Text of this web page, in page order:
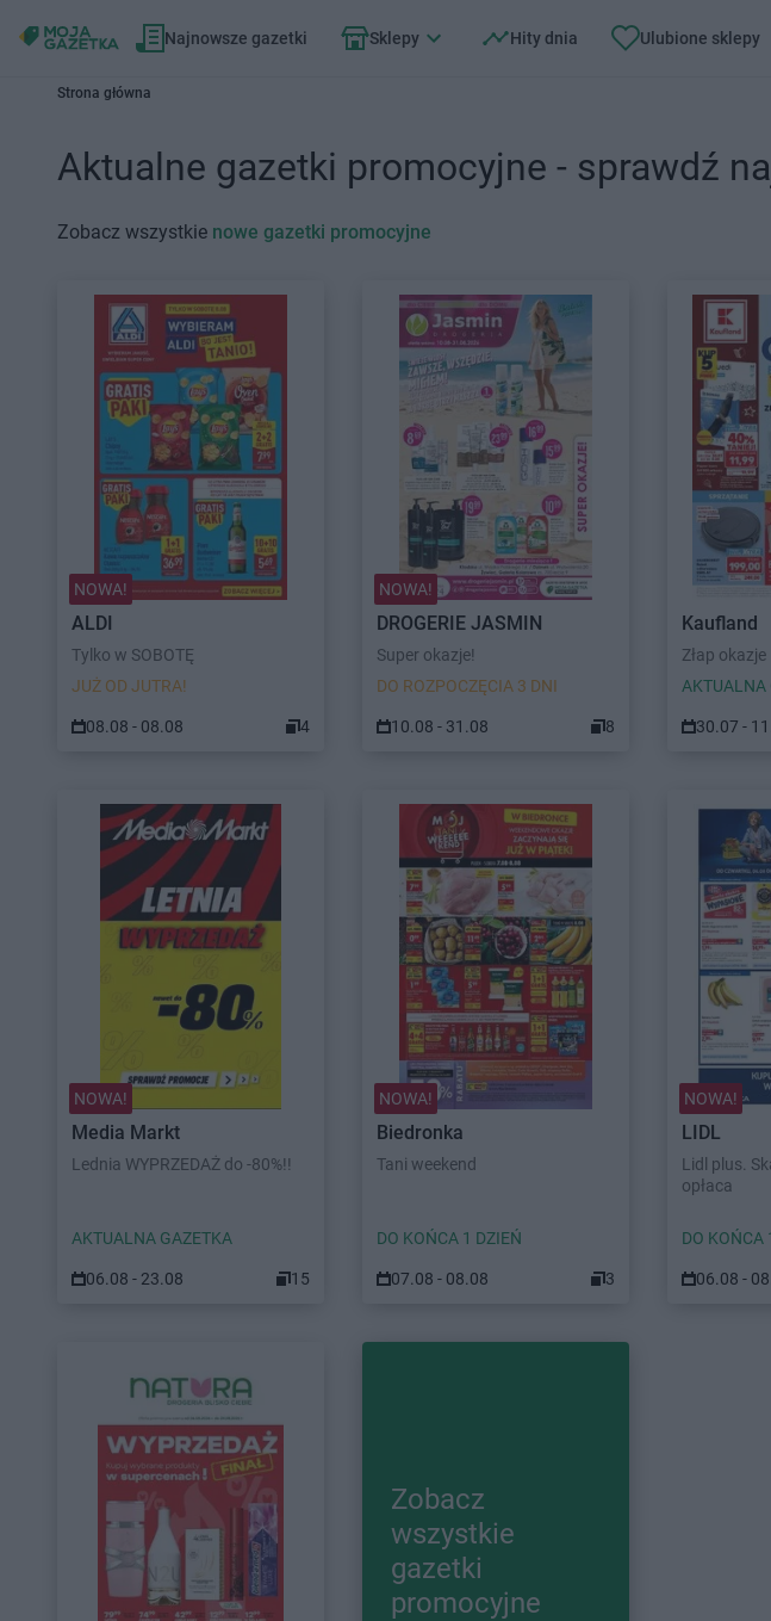
Najnowsze gazetki Sklepy Hity dnia Ulubione sklepy
Strona główna
Aktualne gazetki promocyjne - sprawdź
Zobacz wszystkie nowe gazetki promocyjne
NOWA!
ALDI
Tylko w SOBOTĘ
JUŻ OD JUTRA!
08.08 - 08.08 4
NOWA!
DROGERIE JASMIN
Super okazje!
DO ROZPOCZĘCIA 3 DNI
10.08 - 31.08 8
Kaufland
Złap okazje
AKTUALNA
30.07 -
NOWA!
Media Markt
Lednia WYPRZEDAŻ do -80%!!
AKTUALNA GAZETKA
06.08 - 23.08 15
NOWA!
Biedronka
Tani weekend
DO KOŃCA 1 DZIEŃ
07.08 - 08.08 3
NOWA!
LIDL
Lidl plus.
opłaca
DO KOŃCA
06.08 -
Zobacz
wszystkie
gazetki
promocyjne